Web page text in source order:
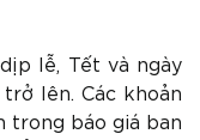
lễ, Tết và ngày
lên. Các khoản
trong báo giá ban